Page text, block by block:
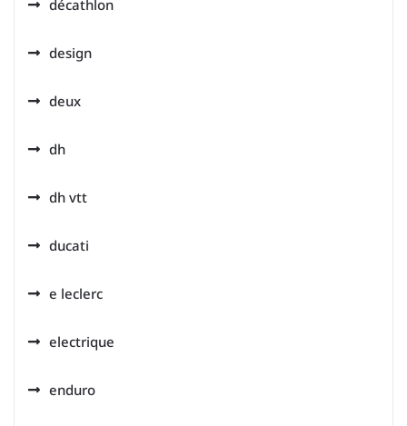
décathlon
design
deux
dh
dh vtt
ducati
e leclerc
electrique
enduro